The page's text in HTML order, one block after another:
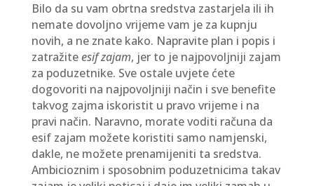
Bilo da su vam obrtna sredstva zastarjela ili ih
nemate dovoljno vrijeme vam je za kupnju
novih, a ne znate kako. Napravite plan i popis i
zatražiteesif zajam, jer to je najpovoljniji zajam
za poduzetnike. Sve ostale uvjete ćete
dogovoriti na najpovoljniji način i sve benefite
takvog zajma iskoristit u pravo vrijeme i na
pravi način. Naravno, morate voditi računa da
esif zajam možete koristiti samo namjenski,
dakle, ne možete prenamijeniti ta sredstva.
Ambicioznim i sposobnim poduzetnicima takav